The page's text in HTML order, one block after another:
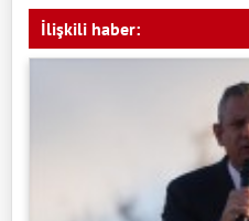
İlişkili haber: